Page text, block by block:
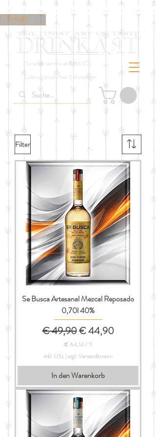
Versandkostenfrei ab € 150 (Ö)
Lieferung binnen max. 5 Werktagen
EUR (€)
Filter
Se Busca Artesanal Mezcal Reposado
0,70l 40%
Standardpreis
€ 49,90Sale-Preis
€ 44,90
€ 64,14 /1l
€
6
4
,
1
4
p
r
o
1
inkl. USt|zzgl. Versandkosten
In den Warenkorb